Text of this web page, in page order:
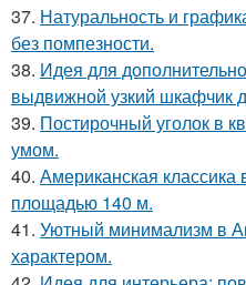
37. Натуральность и
без помпезности.
38. Идея для
выдвижной узкий шкафчик
39. Постирочный уголок в
умом.
40. Американская классика
площадью 140 м.
41. Уютный минимализм в
характером.